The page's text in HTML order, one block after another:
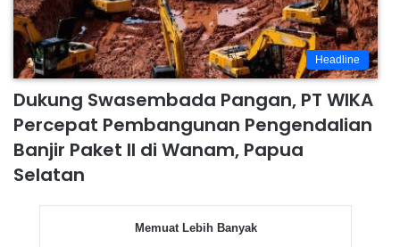
Headline
Dukung Swasembada Pangan, PT WIKA
Percepat Pembangunan Pengendalian
Banjir Paket II di Wanam, Papua
Selatan
Memuat Lebih Banyak